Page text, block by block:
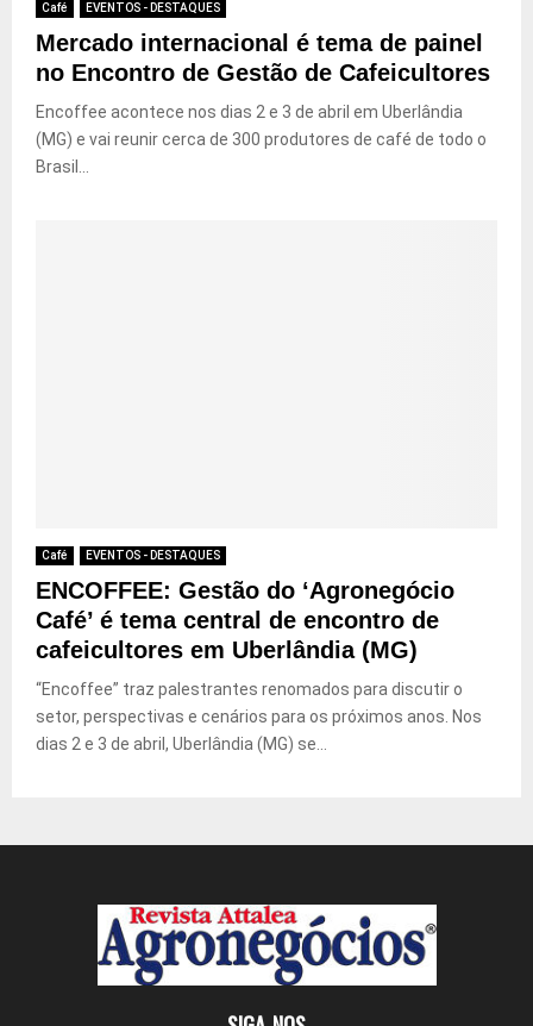
Café EVENTOS - DESTAQUES
Mercado internacional é tema de painel
no Encontro de Gestão de Cafeicultores
Encoffee acontece nos dias 2 e 3 de abril em Uberlândia
(MG) e vai reunir cerca de 300 produtores de café de todo o
Brasil...
Café EVENTOS - DESTAQUES
ENCOFFEE: Gestão do ‘Agronegócio
Café’ é tema central de encontro de
cafeicultores em Uberlândia (MG)
“Encoffee” traz palestrantes renomados para discutir o
setor, perspectivas e cenários para os próximos anos. Nos
dias 2 e 3 de abril, Uberlândia (MG) se...